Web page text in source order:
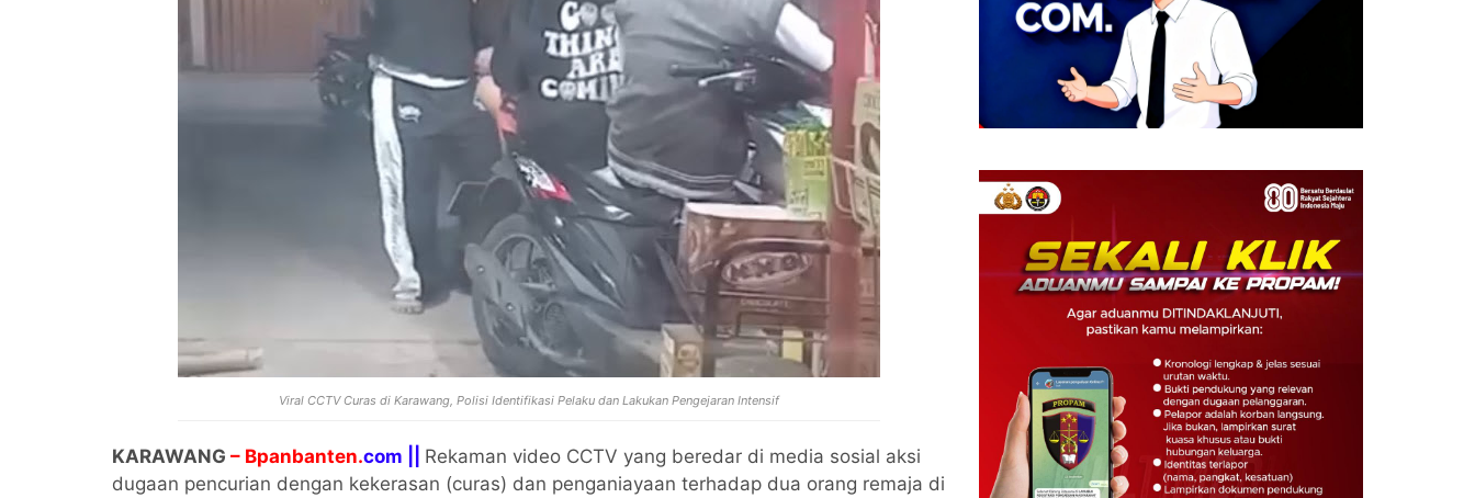
Viral CCTV Curas di Karawang, Polisi Identifikasi Pelaku dan Lakukan Pengejaran Intensif
KARAWANG – Bpanbanten.com || Rekaman video CCTV yang beredar di media sosial aksi
dugaan pencurian dengan kekerasan (curas) dan penganiayaan terhadap dua orang remaja di